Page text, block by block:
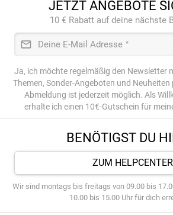
JETZT ANGEBOTE
10 € Rabatt auf deine nächste
Deine E-Mail Adresse *
Ja, ich möchte regelmäßig den Newsletter
Themen, Sonder-Angeboten und Neuheiten
Abmeldung ist jederzeit möglich. Als
erhalte ich einen 10€-Gutschein für
BENÖTIGST DU
ZUM HELPCENTER
Wir sind montags bis freitags von 09.00 bis
10.00 bis 15.00 Uhr für dich